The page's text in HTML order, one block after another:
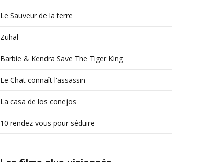
Le Sauveur de la terre
Zuhal
Barbie & Kendra Save The Tiger King
Le Chat connaît l'assassin
La casa de los conejos
10 rendez-vous pour séduire